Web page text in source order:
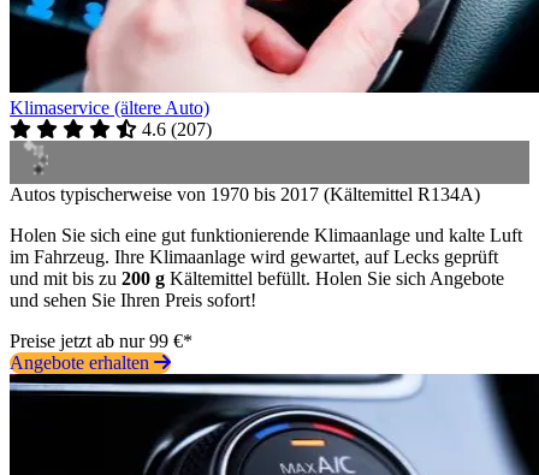
Klimaservice (ältere Auto)
4.6 (207)
Autos typischerweise von 1970 bis 2017 (Kältemittel R134A)
Holen Sie sich eine gut funktionierende Klimaanlage und kalte Luft
im Fahrzeug. Ihre Klimaanlage wird gewartet, auf Lecks geprüft
und mit bis zu 200 g Kältemittel befüllt. Holen Sie sich Angebote
und sehen Sie Ihren Preis sofort!
Preise jetzt ab nur 99 €*
Angebote erhalten